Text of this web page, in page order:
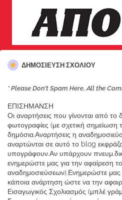
ΔΗΜΟΣΊΕΥΣΗ ΣΧΟΛΊΟΥ
* Please Don't Spam Here. All the
ΕΠΙΣΗΜΑΝΣΗ
Οι αναρτήσεις που γίνονται από το
φωτογραφίες (με σχετική σημείωση
δημόσια.Αναρτήσεις η
αναρτώνται σε αυτό το blog
υπογράφουν.Αν υπάρχουν
ενημερώστε μας για την αφαίρεση
αναδημοσιεύσεων).Ενημερώστε μας
κάποια ανάρτηση ώστε να την
Εισαγωγικός Σχολιασμός (μπλέ